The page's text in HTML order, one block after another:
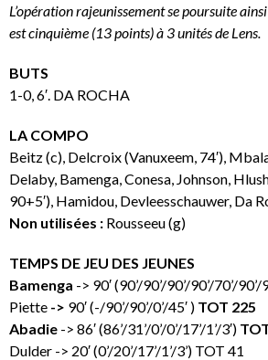
L’opération rajeunissement se poursuite
est cinquième (13 points) à 3 unités de Lens.
BUTS
1-0, 6′. DA ROCHA
LA COMPO
Beitz (c), Delcroix (Vanuxeem, 74′), Mbala
Delaby, Bamenga, Conesa, Johnson,
90+5′), Hamidou, Devleesschauwer, Da
Non utilisées : Rousseeu (g)
TEMPS DE JEU DES JEUNES
Bamenga -> 90′ (90’/90’/90’/90’/70’/90’/
Piette -> 90′ (-/90’/90’/0’/45′ ) TOT 225
Abadie -> 86′ (86’/31’/0’/0’/17’/1’/3′)
Dulder -> 20′ (0’/20’/17’/1’/3’) TOT 41